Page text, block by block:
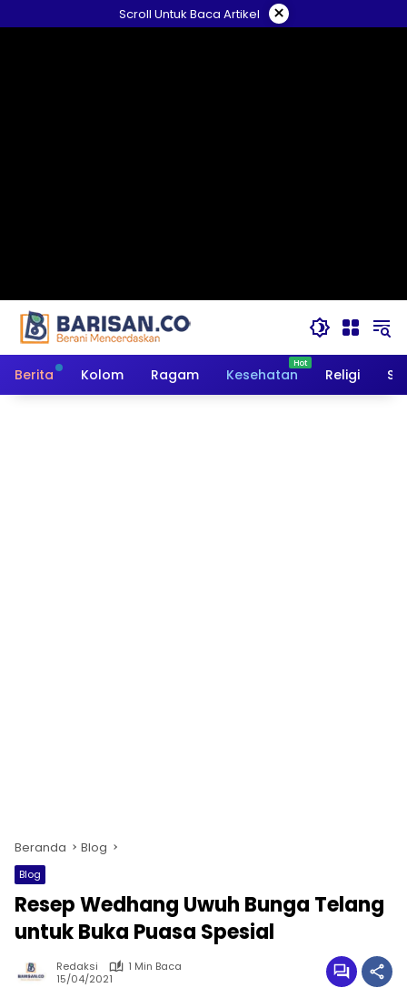
ke
Scroll Untuk Baca Artikel ×
Berita Kolom Ragam Kesehatan Religi
Beranda Blog
Blog
Resep Wedhang Uwuh Bunga Telang
untuk Buka Puasa Spesial
Redaksi
1 Min Baca
15/04/2021